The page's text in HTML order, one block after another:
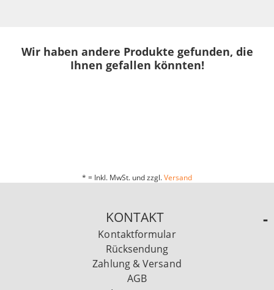
Wir haben andere Produkte gefunden, die
Ihnen gefallen könnten!
* = Inkl. MwSt. und zzgl.Versand
KONTAKT
Kontaktformular
Rücksendung
Zahlung & Versand
AGB